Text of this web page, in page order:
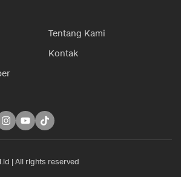
Tentang Kami
Kontak
| All rights reserved